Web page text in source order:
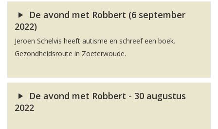
De avond met Robbert (6 september
2022)
Jeroen Schelvis heeft autisme en schreef een boek.
Gezondheidsroute in Zoeterwoude.
De avond met Robbert - 30 augustus
2022